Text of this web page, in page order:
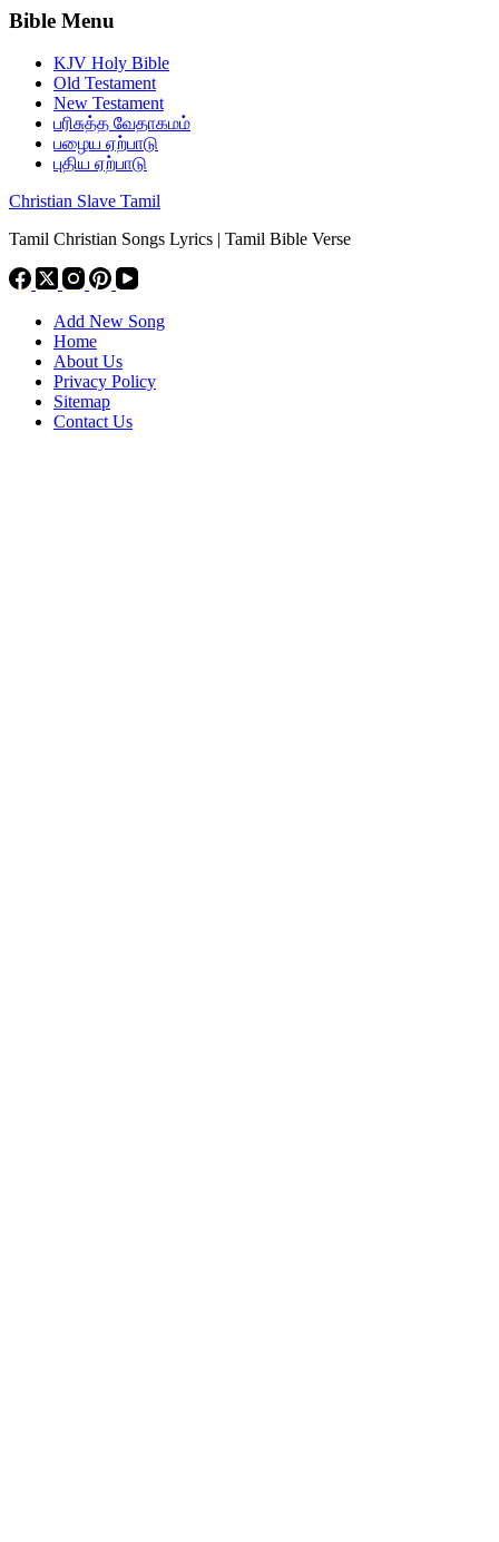
Bible Menu
KJV Holy Bible
Old Testament
New Testament
பரிசுத்த வேதாகமம்
பழைய ஏற்பாடு
புதிய ஏற்பாடு
Christian Slave Tamil
Tamil Christian Songs Lyrics | Tamil Bible Verse
Add New Song
Home
About Us
Privacy Policy
Sitemap
Contact Us